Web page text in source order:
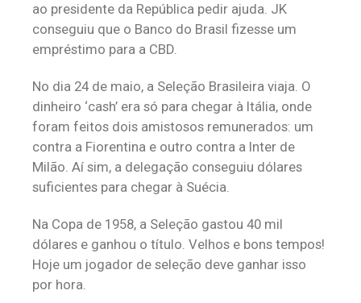
ao presidente da República pedir ajuda. JK
conseguiu que o Banco do Brasil fizesse um
empréstimo para a CBD.
No dia 24 de maio, a Seleção Brasileira viaja. O
dinheiro ‘cash’ era só para chegar à Itália, onde
foram feitos dois amistosos remunerados: um
contra a Fiorentina e outro contra a Inter de
Milão. Aí sim, a delegação conseguiu dólares
suficientes para chegar à Suécia.
Na Copa de 1958, a Seleção gastou 40 mil
dólares e ganhou o título. Velhos e bons tempos!
Hoje um jogador de seleção deve ganhar isso
por hora.